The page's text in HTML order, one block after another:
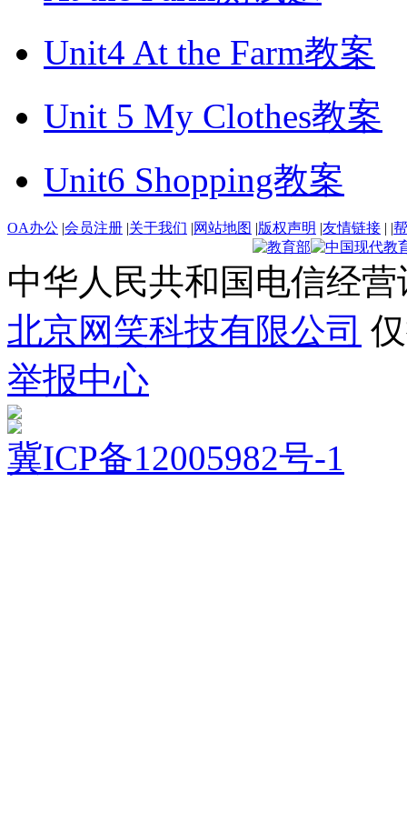
Unit4 At the Farm教案
Unit 5 My Clothes教案
Unit6 Shopping教案
OA办公 |会员注册 |关于我们 |网站地图 |版权声明 |友情链接 | |
中华人民共和国电信经营
北京网笑科技有限公司
举报中心
冀ICP备12005982号-1